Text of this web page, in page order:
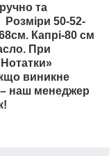
та
50-52-
Капрі-80 см
При
виникне
наш менеджер